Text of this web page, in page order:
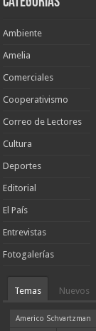
Ambiente
Amelia
Comerciales
Cooperativismo
Correo de Lectores
Cultura
Deportes
Editorial
El País
Entrevistas
Fotogalerías
Temas Nuevos
Americo Schvartzman